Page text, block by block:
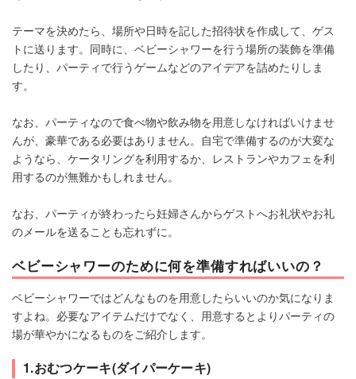
テーマを決めたら、場所や日時を記した招待状を作成して、ゲス
トに送ります。同時に、ベビーシャワーを行う場所の装飾を準備
したり、パーティで行うゲームなどのアイデアを詰めたりしま
す。
なお、パーティなので食べ物や飲み物を用意しなければいけませ
んが、豪華である必要はありません。自宅で準備するのが大変な
ようなら、ケータリングを利用するか、レストランやカフェを利
用するのが無難かもしれません。
なお、パーティが終わったら妊婦さんからゲストへお礼状やお礼
のメールを送ることも忘れずに。
ベビーシャワーのために何を準備すればいいの？
ベビーシャワーではどんなものを用意したらいいのか気になりま
すよね。必要なアイテムだけでなく、用意するとよりパーティの
場が華やかになるものをご紹介します。
1.おむつケーキ(ダイパーケーキ)